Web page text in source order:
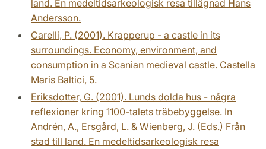
land. En medeltidsarkeologisk resa tillägnad Hans
Andersson.
Carelli, P. (2001). Krapperup - a castle in its
surroundings. Economy, environment, and
consumption in a Scanian medieval castle. Castella
Maris Baltici, 5.
Eriksdotter, G. (2001). Lunds dolda hus - några
reflexioner kring 1100-talets träbebyggelse. In
Andrén, A., Ersgård, L. & Wienberg, J. (Eds.) Från
stad till land. En medeltidsarkeologisk resa